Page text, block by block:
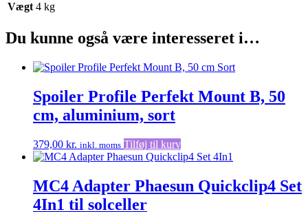
Vægt 4 kg
Du kunne også være interesseret i…
Spoiler Profile Perfekt Mount B, 50
cm, aluminium, sort
379,00 kr. inkl. moms Tilføj til kurv
MC4 Adapter Phaesun Quickclip4 Set
4In1 til solceller